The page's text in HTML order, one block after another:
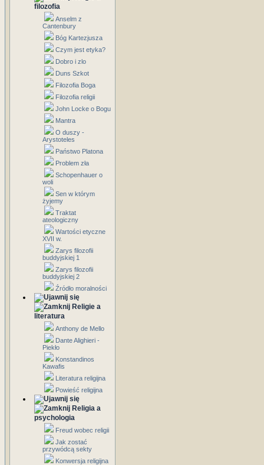
filozofia
Anselm z
Cantenbury
Bóg Kartezjusza
Czym jest etyka?
Dobro i zlo
Duns Szkot
Filozofia Boga
Filozofia religii
John Locke o Bogu
Mantra
O duszy -
Arystoteles
Państwo Platona
Problem zła
Schopenhauer o
woli
Sen w którym
żyjemy
Traktat
ateologiczny
Wartości etyczne
XVII w.
Zarys filozofii
buddyjskiej 1
Zarys filozofii
buddyjskiej 2
Źródło moralności
Religie a
literatura
Anthony de Mello
Dante Alighieri -
Piekło
Konstandinos
Kawafis
Literatura religijna
Powieść religijna
Religia a
psychologia
Freud wobec religii
Jak zostać
przywódcą sekty
Konwersja religijna